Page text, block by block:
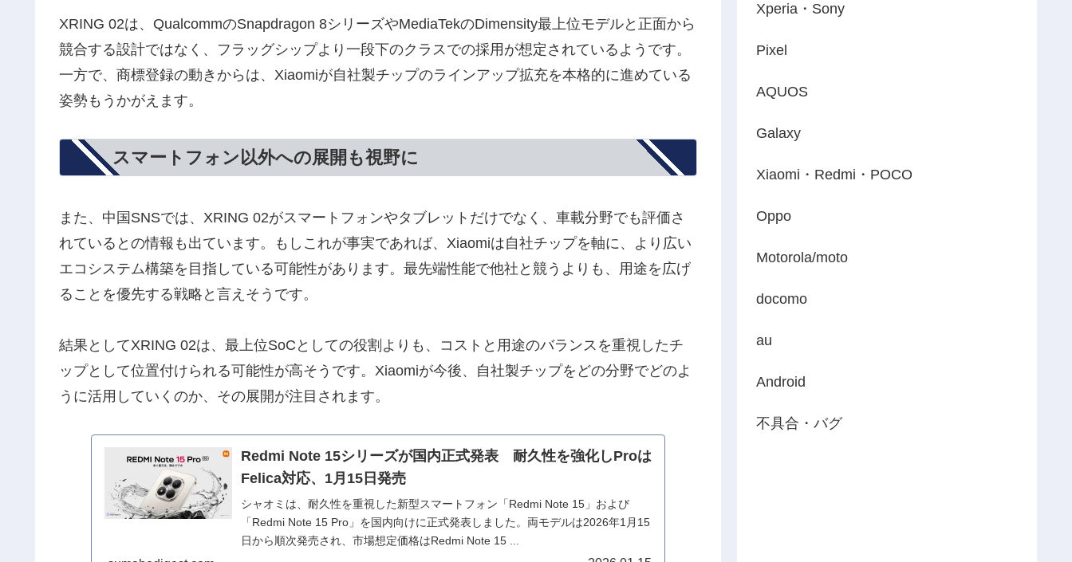
XRING 02は、QualcommのSnapdragon 8シリーズやMediaTekのDimensity最上位モデルと正面から
競合する設計ではなく、フラッグシップより一段下のクラスでの採用が想定されているようです。
一方で、商標登録の動きからは、Xiaomiが自社製チップのラインアップ拡充を本格的に進めている
姿勢もうかがえます。
スマートフォン以外への展開も視野に
また、中国SNSでは、XRING 02がスマートフォンやタブレットだけでなく、車載分野でも評価さ
れているとの情報も出ています。もしこれが事実であれば、Xiaomiは自社チップを軸に、より広い
エコシステム構築を目指している可能性があります。最先端性能で他社と競うよりも、用途を広げ
ることを優先する戦略と言えそうです。
結果としてXRING 02は、最上位SoCとしての役割よりも、コストと用途のバランスを重視したチ
ップとして位置付けられる可能性が高そうです。Xiaomiが今後、自社製チップをどの分野でどのよ
うに活用していくのか、その展開が注目されます。
Redmi Note 15シリーズが国内正式発表 耐久性を強化しProは
Felica対応、1月15日発売
シャオミは、耐久性を重視した新型スマートフォン「Redmi Note 15」および
「Redmi Note 15 Pro」を国内向けに正式発表しました。両モデルは2026年1月15
日から順次発売され、市場想定価格はRedmi Note 15 ...
Xperia・Sony
Pixel
AQUOS
Galaxy
Xiaomi・Redmi・POCO
Oppo
Motorola/moto
docomo
au
Android
不具合・バグ